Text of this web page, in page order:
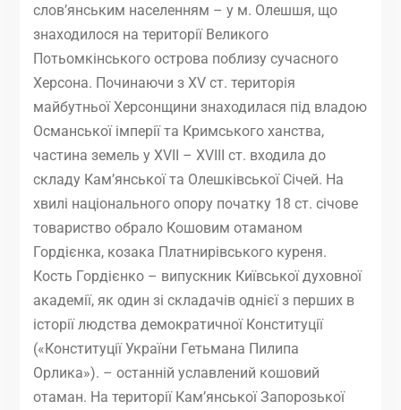
слов’янським населенням – у м. Олешшя, що
знаходилося на території Великого
Потьомкінського острова поблизу сучасного
Херсона. Починаючи з ХV ст. територія
майбутньої Херсонщини знаходилася під владою
Османської імперії та Кримського ханства,
частина земель у XVII – XVIII ст. входила до
складу Кам’янської та Олешківської Січей. На
хвилі національного опору початку 18 ст. січове
товариство обрало Кошовим отаманом
Гордієнка, козака Платнирівського куреня.
Кость Гордієнко – випускник Київської духовної
академії, як один зі складачів однієї з перших в
історії людства демократичної Конституції
(«Конституції України Гетьмана Пилипа
Орлика»). – останній уславлений кошовий
отаман. На території Кам’янської Запорозької